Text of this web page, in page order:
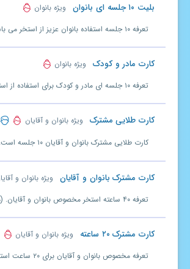
بلیت ۱۰ جلسه ای بانوان ویژه بانوان
تعرفه ۱۰ جلسه استفاده بانوان عزیز از استخر می باشد.(مدت اعتبار۶۰ روز)
کارت مادر و کودک ویژه بانوان
تعرفه ۱۰ جلسه ای مادر و کودک برای استفاده از استخر. (مدت اعتبار ۶۰ روز)
کارت طلایی مشترک ویژه بانوان و آقایان
کارت مشترک بانوان و آقایان ویژه بانوان و
تعرفه ۴۰ ساعته استخر مخصوص بانوان و آقایان. (مدت اعتبار ۱۲۰ روز)
کارت مشترک ۲۰ ساعته ویژه بانوان و آقایان
تعرفه مخصوص بانوان و آقایان برای ۲۰ ساعت استفاده از استخر. (مدت اعتبار ۶۰ روز)